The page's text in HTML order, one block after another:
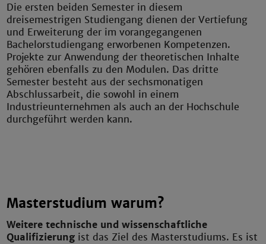
Die ersten beiden Semester in diesem
dreisemestrigen Studiengang dienen der Vertiefung
und Erweiterung der im vorangegangenen
Bachelorstudiengang erworbenen Kompetenzen.
Projekte zur Anwendung der theoretischen Inhalte
gehören ebenfalls zu den Modulen. Das dritte
Semester besteht aus der sechsmonatigen
Abschlussarbeit, die sowohl in einem
Industrieunternehmen als auch an der Hochschule
durchgeführt werden kann.
Masterstudium warum?
Weitere technische und wissenschaftliche
Qualifizierung ist das Ziel des Masterstudiums. Es ist